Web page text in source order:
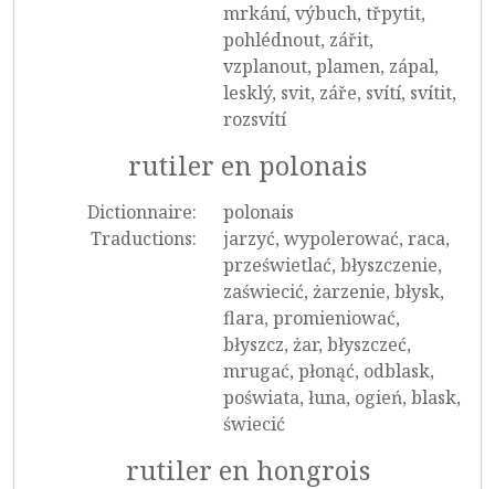
mrkání, výbuch, třpytit,
pohlédnout, zářit,
vzplanout, plamen, zápal,
lesklý, svit, záře, svítí, svítit,
rozsvítí
rutiler en polonais
Dictionnaire:
polonais
Traductions:
jarzyć, wypolerować, raca,
prześwietlać, błyszczenie,
zaświecić, żarzenie, błysk,
flara, promieniować,
błyszcz, żar, błyszczeć,
mrugać, płonąć, odblask,
poświata, łuna, ogień, blask,
świecić
rutiler en hongrois